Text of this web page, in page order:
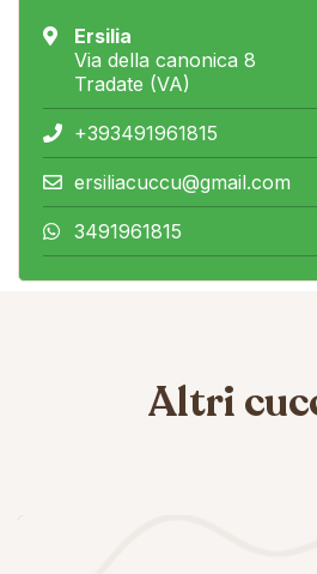
Ersilia
Via della canonica 8
Tradate (VA)
+393491961815
ersiliacuccu@gmail.com
3491961815
Altri